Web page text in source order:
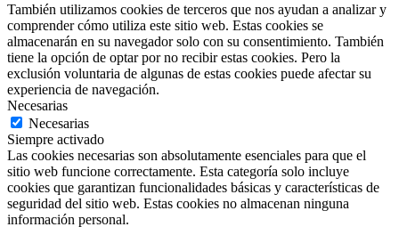
También utilizamos cookies de terceros que nos ayudan a analizar y
comprender cómo utiliza este sitio web. Estas cookies se
almacenarán en su navegador solo con su consentimiento. También
tiene la opción de optar por no recibir estas cookies. Pero la
exclusión voluntaria de algunas de estas cookies puede afectar su
experiencia de navegación.
Necesarias
Necesarias
Siempre activado
Las cookies necesarias son absolutamente esenciales para que el
sitio web funcione correctamente. Esta categoría solo incluye
cookies que garantizan funcionalidades básicas y características de
seguridad del sitio web. Estas cookies no almacenan ninguna
información personal.